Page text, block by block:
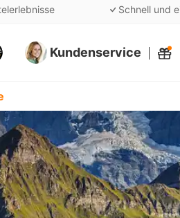
Schnell und
Kundenservice